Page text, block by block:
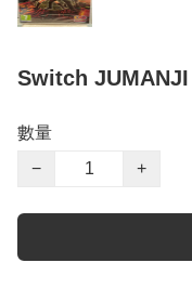
Switch JUMANJI
數量
−
+